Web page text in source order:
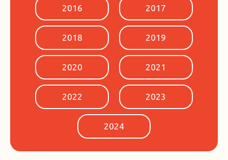
2016 2017
2018 2019
2020 2021
2022 2023
2024